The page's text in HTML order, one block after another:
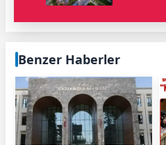
Benzer Haberler